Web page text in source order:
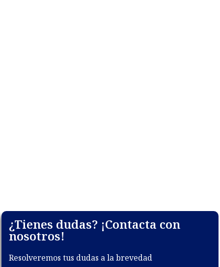
¿Tienes dudas? ¡Contacta con
nosotros!
Resolveremos tus dudas a la brevedad